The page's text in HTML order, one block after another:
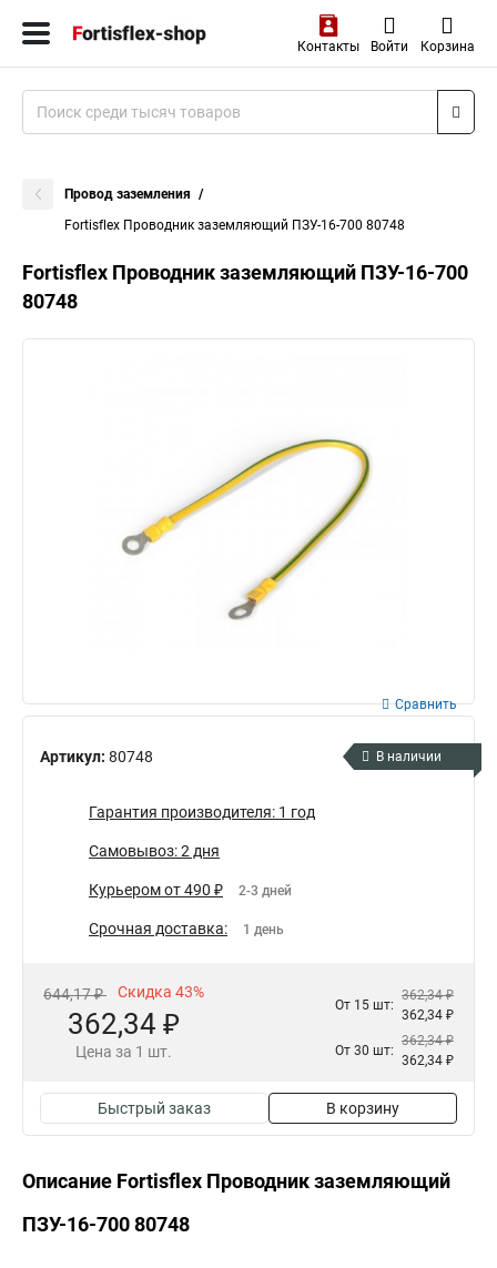
Контакты Войти Корзина
Провод заземления
Fortisflex Проводник заземляющий ПЗУ-16-700 80748
Fortisflex Проводник заземляющий ПЗУ-16-700
80748
Артикул: 80748
Сравнить
В наличии
Гарантия производителя: 1 год
Самовывоз: 2 дня
Курьером от 490 ₽ 2-3 дней
Срочная доставка: 1 день
644,17 ₽ Скидка 43%
362,34 ₽
Цена за 1 шт.
От 15 шт:
362,34 ₽
362,34 ₽
От 30 шт:
362,34 ₽
362,34 ₽
Быстрый заказ В корзину
Описание Fortisflex Проводник заземляющий
ПЗУ-16-700 80748